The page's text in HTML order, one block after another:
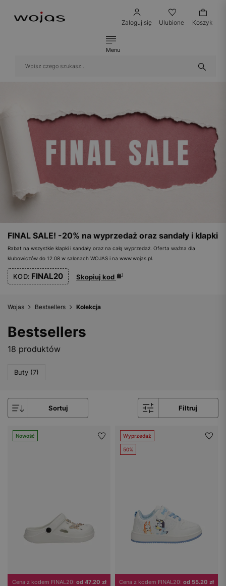
Zaloguj się Ulubione Koszyk
Menu
FINAL SALE! -20% na wyprzedaż oraz sandały i klapki
Rabat na wszystkie klapki i sandały oraz na całą wyprzedaż. Oferta ważna dla
klubowiczów do 12.08 w salonach WOJAS i na www.wojas.pl.
KOD: FINAL20 Skopiuj kod
Wojas Bestsellers Kolekcja
Bestsellers
18 produktów
Buty (7)
Sortuj Filtruj
Nowość
Cena z kodem FINAL20: od 47.20 zł
Wyprzedaż
50%
Cena z kodem FINAL20: od 55.20 zł